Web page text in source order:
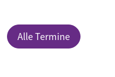
Alle Termine